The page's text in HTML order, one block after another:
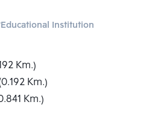
Educational Institution
Km.)
Km.)
Km.)